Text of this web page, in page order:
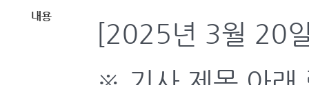
내용
[2025년 3월 20